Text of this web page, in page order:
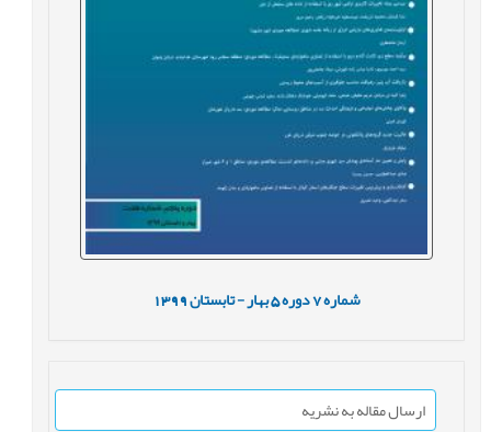
شماره7 دوره5 بهار - تابستان1399
ارسال مقاله به نشریه